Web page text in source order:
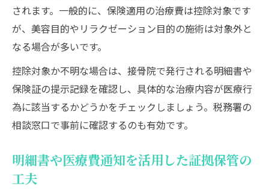
されます。一般的に、保険適用の治療費は控除対象です
が、美容目的やリラクゼーション目的の施術は対象外と
なる場合が多いです。
控除対象か不明な場合は、接骨院で発行される明細書や
保険証の提示記録を確認し、具体的な治療内容が医療行
為に該当するかどうかをチェックしましょう。税務署の
相談窓口で事前に確認するのも有効です。
明細書や医療費通知を活用した証拠保管の
工夫